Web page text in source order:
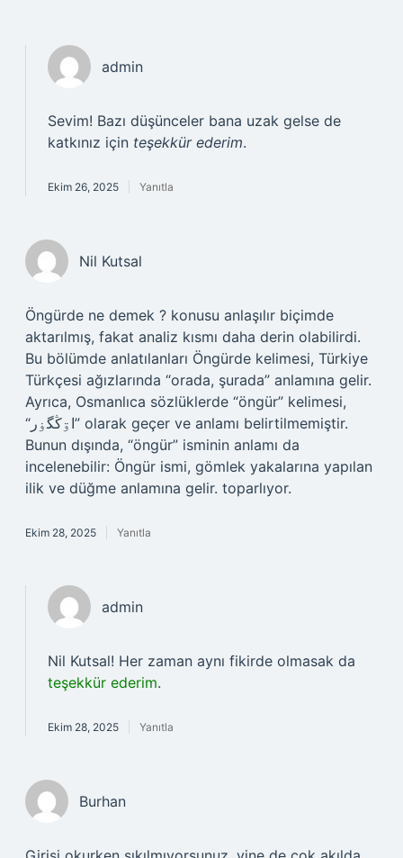
admin
Sevim! Bazı düşünceler bana uzak gelse de
katkınız için teşekkür ederim.
Ekim 26, 2025 Yanıtla
Nil Kutsal
Öngürde ne demek ? konusu anlaşılır biçimde
aktarılmış, fakat analiz kısmı daha derin olabilirdi.
Bu bölümde anlatılanları Öngürde kelimesi, Türkiye
Türkçesi ağızlarında “orada, şurada” anlamına gelir.
Ayrıca, Osmanlıca sözlüklerde “öngür” kelimesi,
“اۊڭگۏر” olarak geçer ve anlamı belirtilmemiştir.
Bunun dışında, “öngür” isminin anlamı da
incelenebilir: Öngür ismi, gömlek yakalarına yapılan
ilik ve düğme anlamına gelir. toparlıyor.
Ekim 28, 2025 Yanıtla
admin
Nil Kutsal! Her zaman aynı fikirde olmasak da
teşekkür ederim.
Ekim 28, 2025 Yanıtla
Burhan